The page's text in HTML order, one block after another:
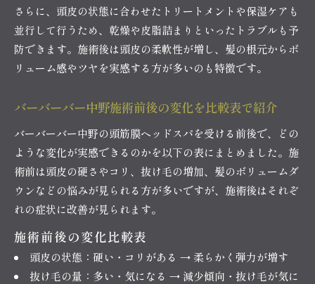
さらに、頭皮の状態に合わせたトリートメントや保湿ケアも
並行して行うため、乾燥や皮脂詰まりといったトラブルも予
防できます。施術後は頭皮の柔軟性が増し、髪の根元からボ
リューム感やツヤを実感する方が多いのも特徴です。
バーバーバー中野施術前後の変化を比較表で紹介
バーバーバー中野の頭筋膜ヘッドスパを受ける前後で、どの
ような変化が実感できるのかを以下の表にまとめました。施
術前は頭皮の硬さやコリ、抜け毛の増加、髪のボリュームダ
ウンなどの悩みが見られる方が多いですが、施術後はそれぞ
れの症状に改善が見られます。
施術前後の変化比較表
頭皮の状態：硬い・コリがある → 柔らかく弾力が増す
抜け毛の量：多い・気になる → 減少傾向・抜け毛が気に